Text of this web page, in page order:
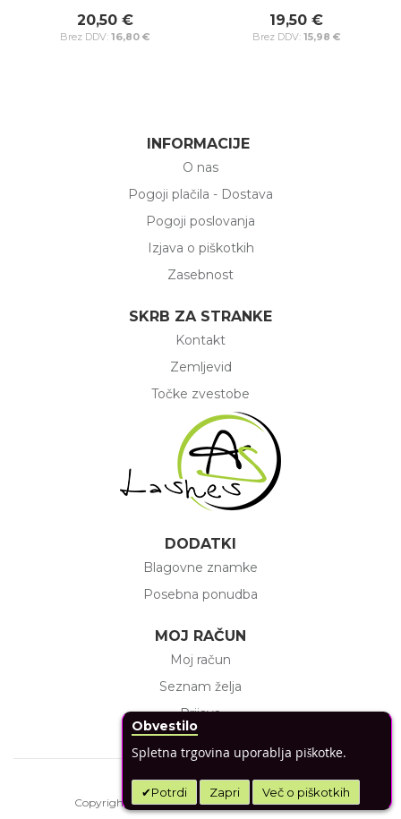
Obvestilo
Spletna trgovina uporablja piškotke.
Potrdi Zapri Več o piškotkih
20,50 €
16,80 €
19,50 €
15,98 €
INFORMACIJE
O nas
Pogoji plačila - Dostava
Pogoji poslovanja
Izjava o piškotkih
Zasebnost
SKRB ZA STRANKE
Kontakt
Zemljevid
Točke zvestobe
DODATKI
Blagovne znamke
Posebna ponudba
MOJ RAČUN
Moj račun
Seznam želja
Prijava
Copyright © 2020 AS-Lashes. All rights reserved.